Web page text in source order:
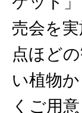
売会を
点ほど
い植物
くご用